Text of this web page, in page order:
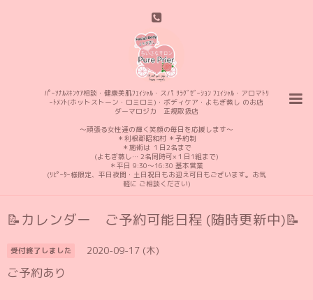
ﾊﾟｰｿﾅﾙｽｷﾝｹｱ相談・健康美肌ﾌｪｲｼｬﾙ・スパ ﾘﾗｸﾞｾﾞｰｼｮﾝ ﾌｪｲｼｬﾙ・アロマﾄﾘ
ｰﾄﾒﾝﾄ(ホットストーン・ロミロミ)・ボディケア・よもぎ蒸し のお店
ダーマロジカ 正規取扱店
〜頑張る女性達の輝く笑顔の毎日を応援します〜
＊利根郡昭和村 ＊予約制
＊施術は １日2名まで
(よもぎ蒸し… 2名同時可×１日1組まで)
＊平日 9:30〜16:30 基本営業
(ﾘﾋﾟｰﾀｰ様限定、平日夜間・土日祝日もお迎え可日もございます。お気
軽に ご相談ください)
📝カレンダー ご予約可能日程 (随時更新中)📝
受付終了しました 2020-09-17 (木)
ご予約あり